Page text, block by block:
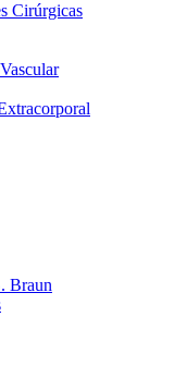
contacto connosco
Cirúrgicas
Braun